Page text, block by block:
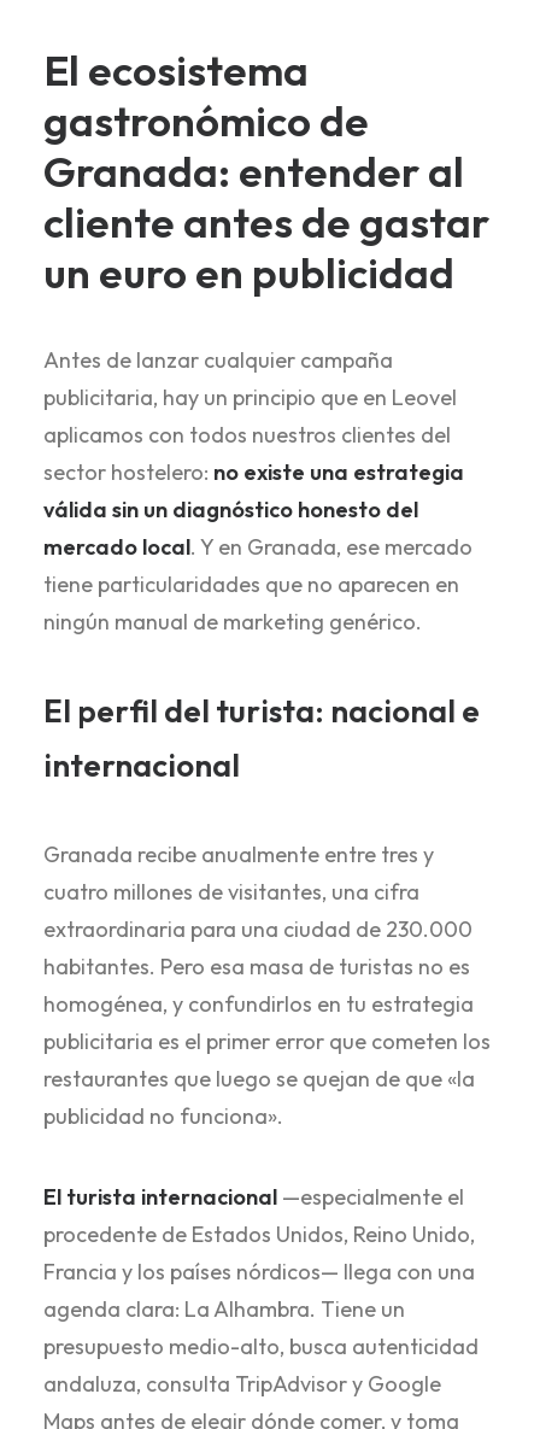
El ecosistema
gastronómico de
Granada: entender al
cliente antes de gastar
un euro en publicidad
Antes de lanzar cualquier campaña
publicitaria, hay un principio que en Leovel
aplicamos con todos nuestros clientes del
sector hostelero: no existe una estrategia
válida sin un diagnóstico honesto del
mercado local. Y en Granada, ese mercado
tiene particularidades que no aparecen en
ningún manual de marketing genérico.
El perfil del turista: nacional e
internacional
Granada recibe anualmente entre tres y
cuatro millones de visitantes, una cifra
extraordinaria para una ciudad de 230.000
habitantes. Pero esa masa de turistas no es
homogénea, y confundirlos en tu estrategia
publicitaria es el primer error que cometen los
restaurantes que luego se quejan de que «la
publicidad no funciona».
El turista internacional —especialmente el
procedente de Estados Unidos, Reino Unido,
Francia y los países nórdicos— llega con una
agenda clara: La Alhambra. Tiene un
presupuesto medio-alto, busca autenticidad
andaluza, consulta TripAdvisor y Google
Maps antes de elegir dónde comer, y toma